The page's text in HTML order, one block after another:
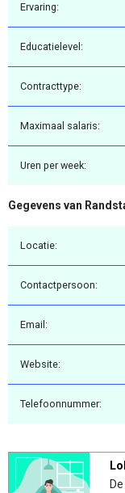
Ervaring:
Educatielevel:
Contracttype:
Maximaal salaris:
Uren per week:
Gegevens van
Locatie:
Contactpersoon:
Email:
Website:
Telefoonnummer: